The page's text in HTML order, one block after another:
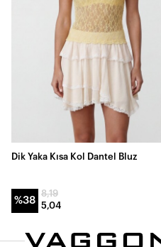
Dik Yaka Kısa Kol Dantel Bluz
%38
8,19
5,04